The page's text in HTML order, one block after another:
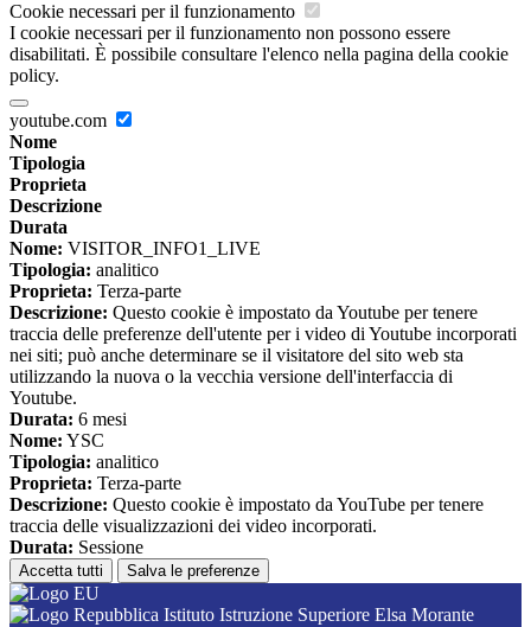
Cookie necessari per il funzionamento
I cookie necessari per il funzionamento non possono essere
disabilitati. È possibile consultare l'elenco nella pagina della cookie
policy.
youtube.com
Nome
Tipologia
Proprieta
Descrizione
Durata
Nome: VISITOR_INFO1_LIVE
Tipologia: analitico
Proprieta: Terza-parte
Descrizione: Questo cookie è impostato da Youtube per tenere
traccia delle preferenze dell'utente per i video di Youtube incorporati
nei siti; può anche determinare se il visitatore del sito web sta
utilizzando la nuova o la vecchia versione dell'interfaccia di
Youtube.
Durata: 6 mesi
Nome: YSC
Tipologia: analitico
Proprieta: Terza-parte
Descrizione: Questo cookie è impostato da YouTube per tenere
traccia delle visualizzazioni dei video incorporati.
Durata: Sessione
Accetta tutti Salva le preferenze
Istituto Istruzione Superiore Elsa Morante